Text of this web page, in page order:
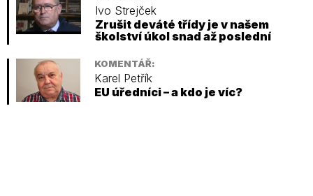
Ivo Strejček
Zrušit deváté třídy je v našem
školství úkol snad až poslední
KOMENTÁŘ:
Karel Petřík
EU úředníci – a kdo je víc?